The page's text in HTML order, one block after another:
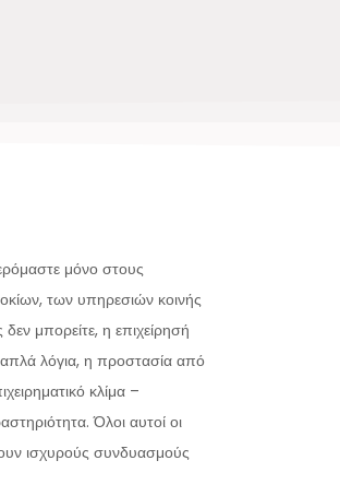
μόνο στους
των υπηρεσιών κοινής
μπορείτε, η επιχείρησή
λόγια, η προστασία από
κλίμα –
Όλοι αυτοί οι
ισχυρούς συνδυασμούς